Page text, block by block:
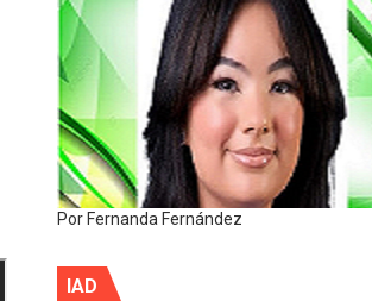
Por Fernanda Fernández
IAD